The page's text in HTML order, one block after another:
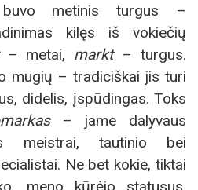
buvo metinis turgus –
kilęs iš vokiečių
– metai, markt– turgus.
mugių – tradiciškai jis turi
didelis, įspūdingas. Toks
– jame dalyvaus
meistrai, tautinio bei
Ne bet kokie, tiktai
meno kūrėjo statusus,